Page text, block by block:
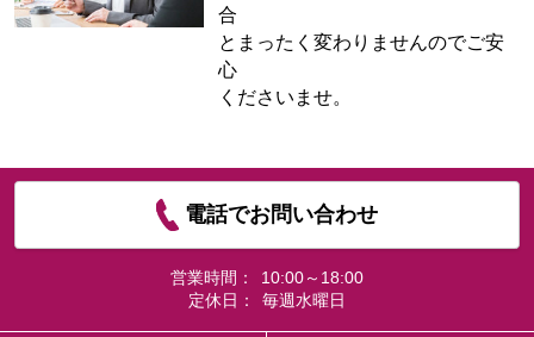
合
とまったく変わりませんのでご安
心
くださいませ。
電話でお問い合わせ
営業時間：
10:00～18:00
定休日：
毎週水曜日